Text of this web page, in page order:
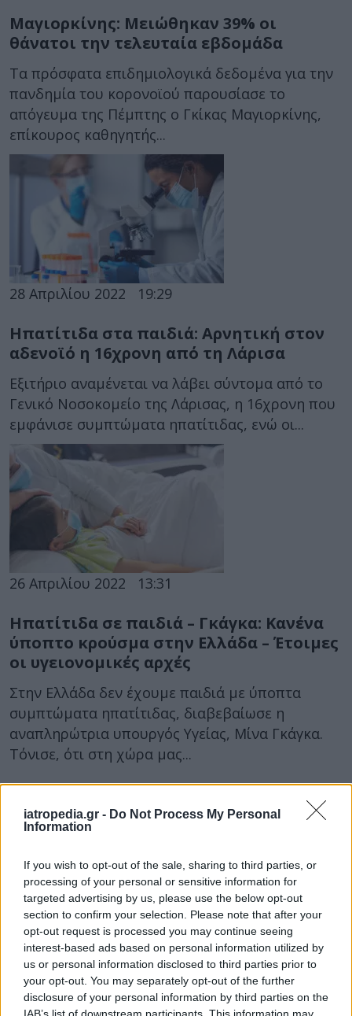
iatropedia.gr - Do Not Process My Personal
Information
If you wish to opt-out of the sale, sharing to third parties, or
processing of your personal or sensitive information for
targeted advertising by us, please use the below opt-out
section to confirm your selection. Please note that after your
opt-out request is processed you may continue seeing
interest-based ads based on personal information utilized by
us or personal information disclosed to third parties prior to
your opt-out. You may separately opt-out of the further
disclosure of your personal information by third parties on the
IAB’s list of downstream participants. This information may
Μαγιορκίνης: Μειώθηκαν 39% οι
θάνατοι την τελευταία εβδομάδα
Τα πρόσφατα επιδημιολογικά δεδομένα για την
πανδημία του κορονοϊού παρουσίασε το
απόγευμα της Πέμπτης ο Γκίκας Μαγιορκίνης,
επίκουρος καθηγητής...
28 Απριλίου 2022 19:29
Ηπατίτιδα στα παιδιά: Αρνητική στον
αδενοϊό η 16χρονη από τη Λάρισα
Εξιτήριο αναμένεται να λάβει σύντομα από το
Γενικό Νοσοκομείο της Λάρισας, η 16χρονη που
εμφάνισε συμπτώματα ηπατίτιδας, ενώ οι...
26 Απριλίου 2022 13:31
Ηπατίτιδα σε παιδιά – Γκάγκα: Κανένα
ύποπτο κρούσμα στην Ελλάδα – Έτοιμες
οι υγειονομικές αρχές
Στην Ελλάδα δεν έχουμε παιδιά με ύποπτα
συμπτώματα ηπατίτιδας, διαβεβαίωσε η
αναπληρώτρια υπουργός Υγείας, Μίνα Γκάγκα.
Τόνισε, ότι στη χώρα μας...